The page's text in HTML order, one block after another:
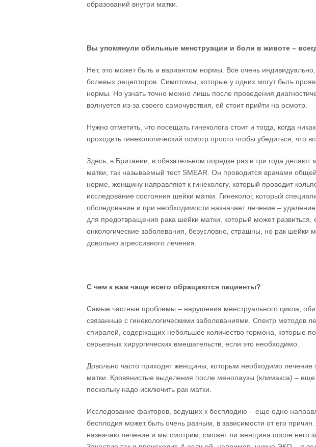
образований внутри матки.
Вы упомянули обильные менструации и боли в животе –
Нет, это может быть и вариантом нормы. Все очень
болевых рецепторов. Симптомы, которые у одних могут быть
нормы. Но узнать точно можно лишь после проведения
волнуется из-за своего самочувствия, ей стоит прийти на осмотр.
Нужно отметить, что посещать гинеколога стоит и тогда, когда
проходить гинекологический осмотр просто чтобы убедиться, что
Здесь, в Британии, в обязательном порядке раз в три года делают
матки, так называемый тест SMEAR. Он проводится врачами
норме, женщину направляют к гинекологу, который проводит
исследование состояния шейки матки. Гинеколог, который
обследование и при необходимости назначает лечение –
для предотвращения рака шейки матки, который может
онкологические заболевания, безусловно, страшны, но рак шейки
довольно агрессивного лечения.
С чем к вам чаще всего обращаются пациенты?
Самые частные проблемы – нарушения менструального цикла,
связанные с гинекологическими заболеваниями. Спектр методов
спиралей, содержащих небольшое количество гормона, которые
серьезных хирургических вмешательств, если это необходимо.
Довольно часто приходят женщины, которым необходимо лечение
матки. Кровянистые выделения после менопаузы (климакса) –
поскольку надо исключить рак матки.
Исследование факторов, ведущих к бесплодию – еще одно
бесплодия может быть очень разным, в зависимости от его
назначаю лечение и мы смотрим, сможет ли женщина после него